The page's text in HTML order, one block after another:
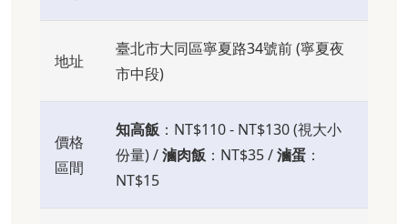
地址
臺北市大同區寧夏路34號前 (寧夏夜
市中段)
價格
區間
知高飯 ：NT$110 - NT$130 (視大小
份量) /滷肉飯 ：NT$35 /滷蛋 ：
NT$15